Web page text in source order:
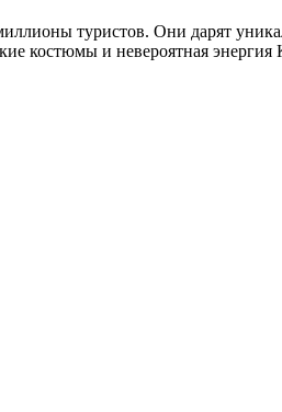
туристов. Они дарят
костюмы и невероятная